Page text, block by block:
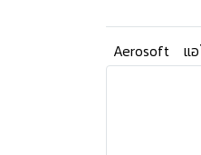
Aerosoft แ